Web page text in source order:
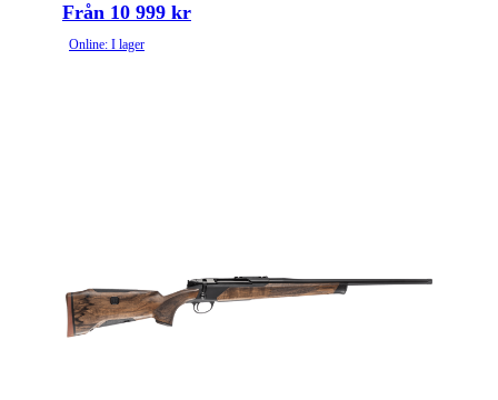
Från 10 999 kr
Online: I lager